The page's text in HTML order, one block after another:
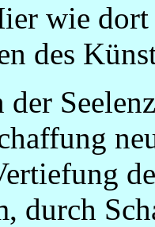
wie
des
der
durch